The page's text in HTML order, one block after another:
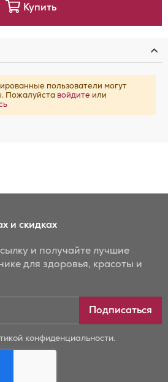
Купить
пользователи могут
Пожалуйста войдите или
и скидках
и получайте лучшие
для здоровья, красоты и
Подписаться
конфиденциальности.